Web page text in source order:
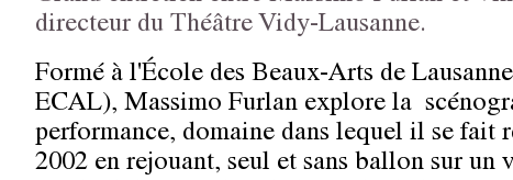
directeur du Théâtre Vidy-Lausanne.
Formé à l'École des Beaux-Arts de
ECAL), Massimo Furlan explore la
performance, domaine dans lequel il se fait
2002 en rejouant, seul et sans ballon sur un